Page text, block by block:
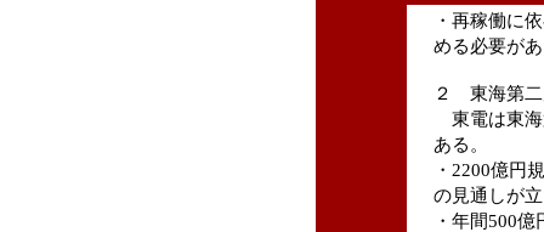
・再稼働に
める必要が
２ 東海第二
東電は東海
ある。
・2200億円
の見通しが
・年間500